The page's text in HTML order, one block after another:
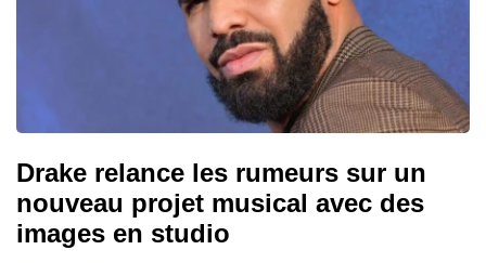
Drake relance les rumeurs sur un
nouveau projet musical avec des
images en studio